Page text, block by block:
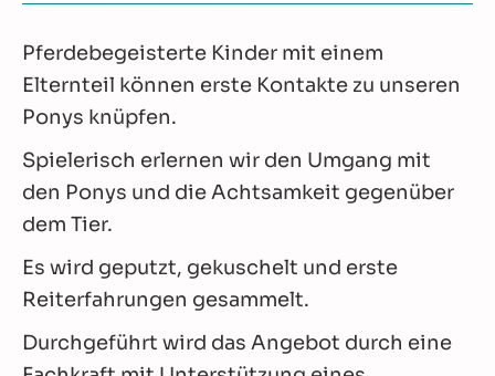
Pferdebegeisterte Kinder mit einem
Elternteil können erste Kontakte zu unseren
Ponys knüpfen.
Spielerisch erlernen wir den Umgang mit
den Ponys und die Achtsamkeit gegenüber
dem Tier.
Es wird geputzt, gekuschelt und erste
Reiterfahrungen gesammelt.
Durchgeführt wird das Angebot durch eine